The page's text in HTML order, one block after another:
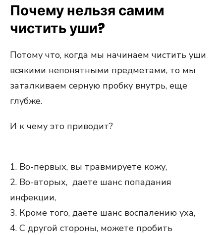
Почему нельзя самим
чистить уши?
Потому что, когда мы начинаем чистить уши
всякими непонятными предметами, то мы
заталкиваем серную пробку внутрь, еще
глубже.
И к чему это приводит?
1. Во-первых, вы травмируете кожу,
2. Во-вторых, даете шанс попадания
инфекции,
3. Кроме того, даете шанс воспалению уха,
4. С другой стороны, можете пробить